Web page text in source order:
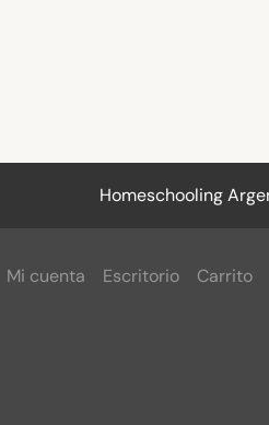
Homeschooling
Mi cuenta Escritorio
Carrito